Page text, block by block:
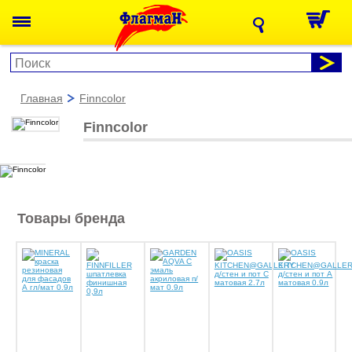
главная finncolor
Finncolor
Товары бренда